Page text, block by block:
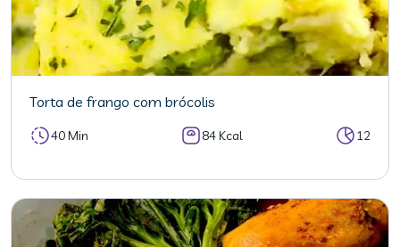
Torta de frango com brócolis
40 Min 84 Kcal 12